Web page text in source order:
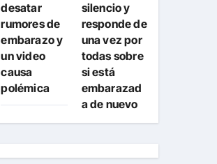
desatar
rumores de
embarazo y
un video
causa
polémica
silencio y
responde de
una vez por
todas sobre
si está
embarazad
a de nuevo